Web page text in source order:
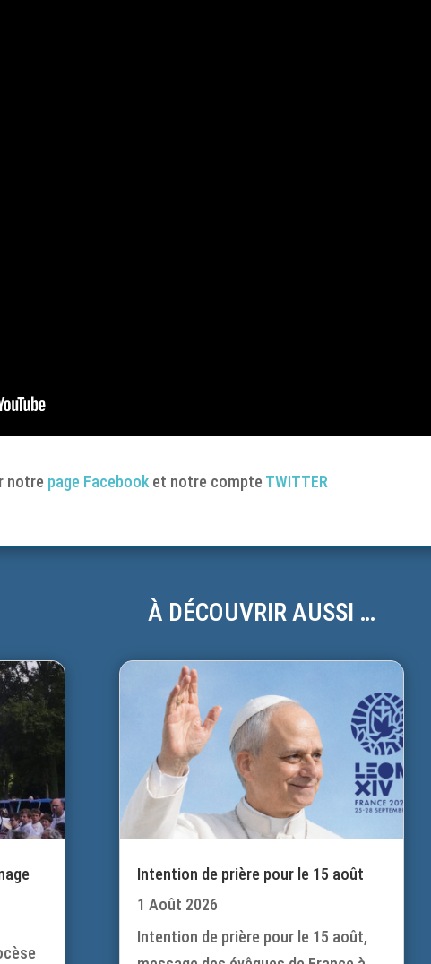
notre page Facebook et notre compte TWITTER
À DÉCOUVRIR AUSSI …
Intention de prière pour le 15 août
1 Août 2026
Intention de prière pour le 15 août,